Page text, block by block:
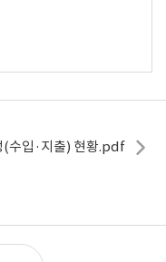
(수입·지출) 현황.pdf